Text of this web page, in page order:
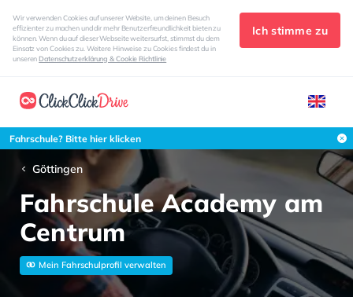
Wir verwenden Cookies auf unserer Website, um deinen Besuch
effizienter zu machen und dir mehr Benutzerfreundlichkeit bieten zu
können. Wenn du auf dieser Webseite weitersurfst, stimmst du dem
Einsatz von Cookies zu. Weitere Hinweise zu Cookies findest du in
unserenDatenschutzerklärung & Cookie Richtlinie
Ich stimme zu
Fahrschule? Bitte hier klicken
Göttingen
Fahrschule Academy am
Centrum
Mein Fahrschulprofil verwalten